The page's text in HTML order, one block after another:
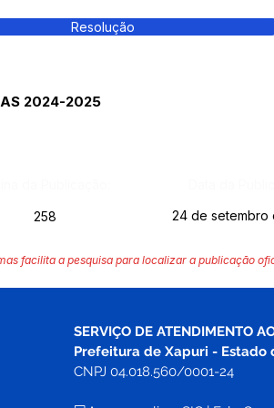
Resolução
2024-2025
258 24 de setembro
facilita a pesquisa para localizar a publicação
SERVIÇO DE ATENDIMENTO
Prefeitura de Xapuri - Estado
CNPJ 04.018.560/0001-24